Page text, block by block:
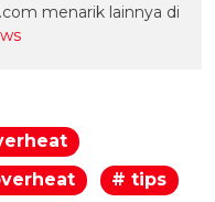
menarik lainnya di
# tips